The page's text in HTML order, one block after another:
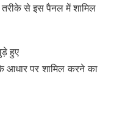
से इस पैनल में शामिल
हुए
आधार पर शामिल करने का